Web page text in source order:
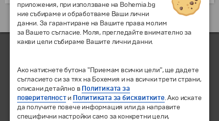
Екскурзии и одмори до Белгија »
© 2010-2026 Туристичка агенција "Бохемиа - Скопје".Сите
права се задржани.
приложения, при използване на Bohemia.bg
ние събираме и обработваме Ваши лични
данни. За гарантиране на Вашите права молим
за Вашето съгласие. Моля, прегледайте внимателно за
какви цели събираме Вашите лични данни.
Ако натиснете бутона "Приемам всички цели", ще дадете
съгласието си за тях на Бохемия и на всички трети страни,
описани детайлно в Политиката за
поверителности Политиката за бисквитките. Ако искате
да получите повече информация или да направите
специфични настройки само за конкретни цели,